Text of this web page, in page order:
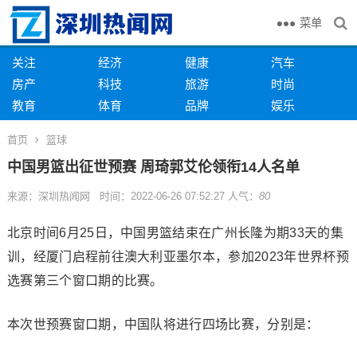
菜单
关注 经济 健康
汽车
房产
科技 旅游
时尚
教育
体育 品牌 娱乐
首页 篮球
中国男篮出征世预赛 周琦郭艾伦领衔14人名单
来源：深圳热闻网 时间：2022-06-26 07:52:27 人气： 80
北京时间6月25日，中国男篮结束在广州长隆为期33天的集
训，经厦门启程前往澳大利亚墨尔本，参加2023年世界杯预
选赛第三个窗口期的比赛。
本次世预赛窗口期，中国队将进行四场比赛，分别是：